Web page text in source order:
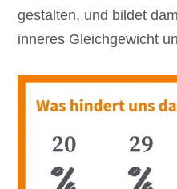
gestalten, und bildet
inneres Gleichgewicht